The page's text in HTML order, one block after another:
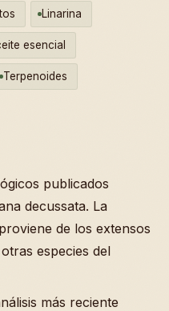
Linarina
esencial
Terpenoides
publicados
decussata. La
de los extensos
especies del
más reciente